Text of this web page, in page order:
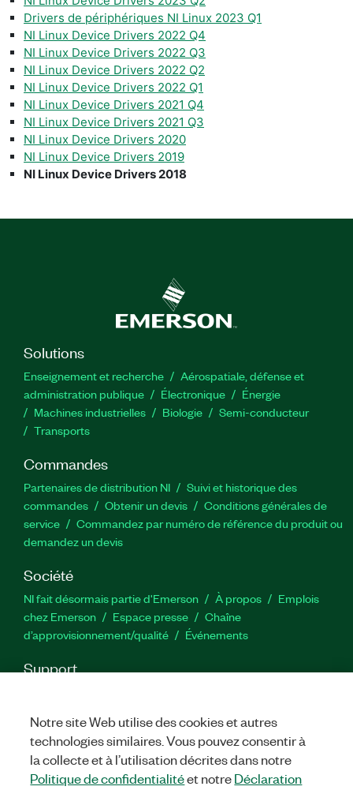
Drivers de périphériques NI Linux 2023 Q1
NI Linux Device Drivers 2022 Q4
NI Linux Device Drivers 2022 Q3
NI Linux Device Drivers 2022 Q2
NI Linux Device Drivers 2022 Q1
NI Linux Device Drivers 2021 Q4
NI Linux Device Drivers 2021 Q3
NI Linux Device Drivers 2020
NI Linux Device Drivers 2019
NI Linux Device Drivers 2018
Solutions
Enseignement et recherche
Aérospatiale, défense et
administration publique
Électronique
Énergie​
Machines industrielles
Biologie
Semi-conducteur
Transports
Commandes
Partenaires de distribution NI
Suivi et historique des
commandes
Obtenir un devis
Conditions générales de
service
Commandez par numéro de référence du produit ou
demandez un devis
Société
NI fait désormais partie d'Emerson À propos
Emplois
chez Emerson
Espace presse
Chaîne
d’approvisionnement/qualité
Événements
Support
service
Commentaires sur le site
TwitterYouTube
Notre site Web utilise des cookies et autres
technologies similaires. Vous pouvez consentir à
la collecte et à l’utilisation décrites dans notre
Politique de confidentialitéet notreDéclaration